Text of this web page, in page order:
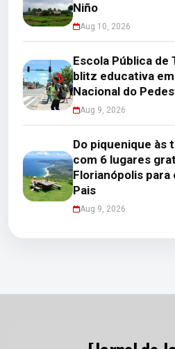
Niño
Aug 10, 2026
Escola Pública
blitz educativa em
Nacional do
Aug 9, 2026
Do piquenique às
com 6 lugares
Florianópolis para
Pais
Aug 9, 2026